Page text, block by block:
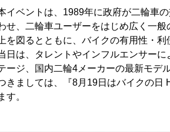
イベントは、1989年に政府が二輪車
せ、二輪車ユーザーをはじめ広く一
上を図るとともに、バイクの有用性・
日は、タレントやインフルエンサー
ージ、国内二輪4メーカーの最新モデ
きましては、『8月19日はバイクの日
す。